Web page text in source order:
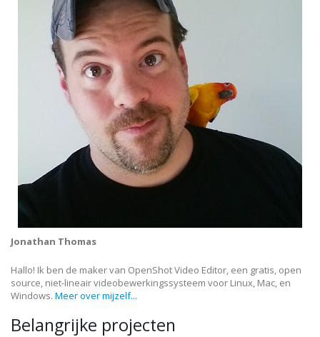
Jonathan Thomas
Hallo! Ik ben de maker van OpenShot Video Editor, een gratis, open
source, niet-lineair videobewerkingssysteem voor Linux, Mac, en
Windows. Meer over mijzelf...
Belangrijke projecten